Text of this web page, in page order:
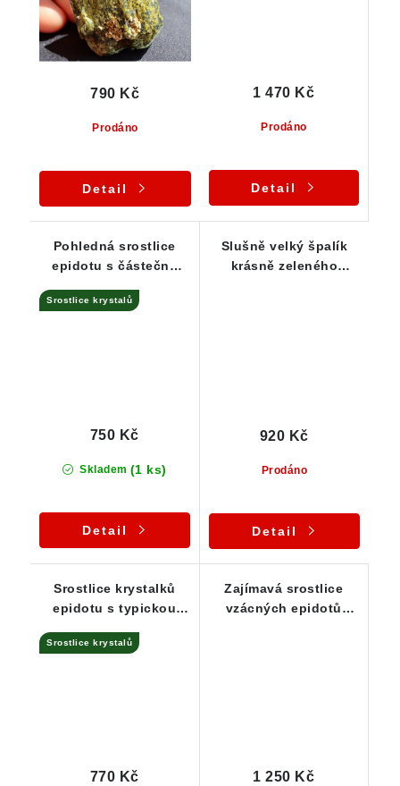
Prodáno
790 Kč
Detail
Prodáno
1 470 Kč
Detail
Pohledná srostlice
epidotu s částečně
Srostlice krystalů
Skladem (1 ks)
750 Kč
Detail
Slušně velký špalík
krásně zeleného
Prodáno
920 Kč
Detail
Srostlice krystalků
epidotu s typickou
Srostlice krystalů
770 Kč
Zajímavá srostlice
vzácných epidotů
1 250 Kč